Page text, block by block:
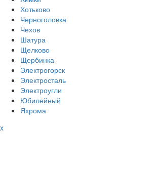
Хотьково
Черноголовка
Чехов
Шатура
Щелково
Щербинка
Электрогорск
Электросталь
Электроугли
Юбилейный
Яхрома
x